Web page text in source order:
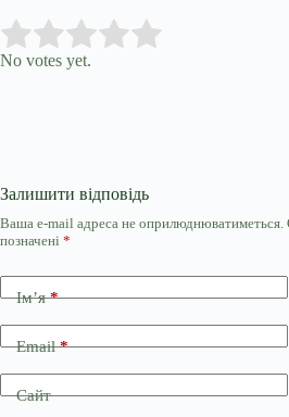
Rate this item:
No votes yet.
Залишити відповідь
Ваша e-mail адреса не оприлюднюватиметься.
позначені *
Ім’я*
Email*
Сайт